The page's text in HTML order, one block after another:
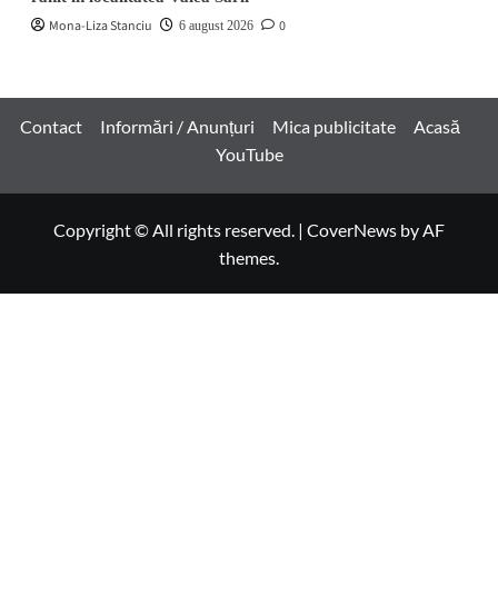
Mona-Liza Stanciu 6 august 2026 0
Contact Informări / Anunțuri Mica publicitate
Acasă
YouTube
Copyright © All rights reserved. | CoverNews by AF
themes.